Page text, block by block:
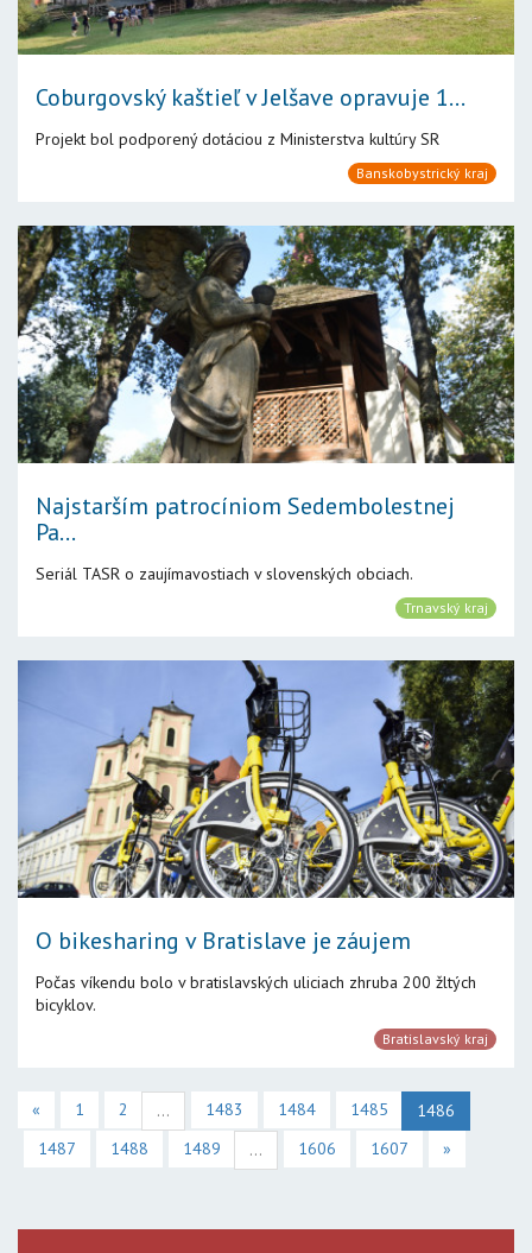
Coburgovský kaštieľ v Jelšave opravuje 1...
Projekt bol podporený dotáciou z Ministerstva kultúry SR
Banskobystrický kraj
Najstarším patrocíniom Sedembolestnej
Pa...
Seriál TASR o zaujímavostiach v slovenských obciach.
Trnavský kraj
O bikesharing v Bratislave je záujem
Počas víkendu bolo v bratislavských uliciach zhruba 200 žltých
bicyklov.
Bratislavský kraj
« 1 2 ... 1483 1484 1485
1486
1487
1488 1489 ... 1606 1607 »